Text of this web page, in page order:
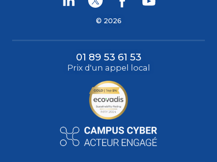
© 2026
01 89 53 61 53
Prix d'un appel local